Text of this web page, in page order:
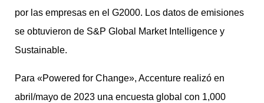
por las empresas en el G2000. Los datos de emisiones
se obtuvieron de S&P Global Market Intelligence y
Sustainable.
Para «Powered for Change», Accenture realizó en
abril/mayo de 2023 una encuesta global con 1,000